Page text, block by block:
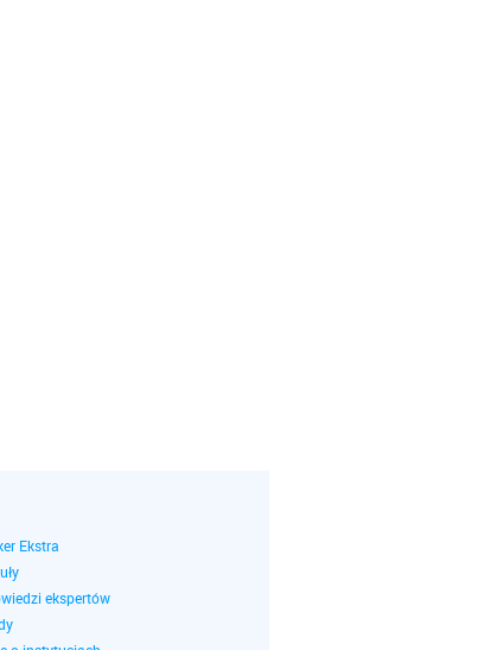
Ekstra
ekspertów